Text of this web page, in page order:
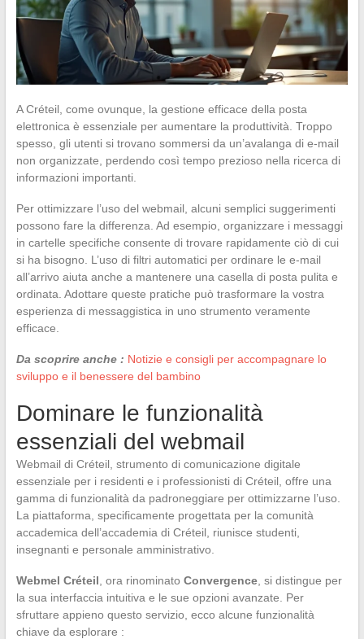
A Créteil, come ovunque, la gestione efficace della posta
elettronica è essenziale per aumentare la produttività. Troppo
spesso, gli utenti si trovano sommersi da un’avalanga di e-mail
non organizzate, perdendo così tempo prezioso nella ricerca di
informazioni importanti.
Per ottimizzare l’uso del webmail, alcuni semplici suggerimenti
possono fare la differenza. Ad esempio, organizzare i messaggi
in cartelle specifiche consente di trovare rapidamente ciò di cui
si ha bisogno. L’uso di filtri automatici per ordinare le e-mail
all’arrivo aiuta anche a mantenere una casella di posta pulita e
ordinata. Adottare queste pratiche può trasformare la vostra
esperienza di messaggistica in uno strumento veramente
efficace.
Da scoprire anche : Notizie e consigli per accompagnare lo
sviluppo e il benessere del bambino
Dominare le funzionalità
essenziali del webmail
Webmail di Créteil, strumento di comunicazione digitale
essenziale per i residenti e i professionisti di Créteil, offre una
gamma di funzionalità da padroneggiare per ottimizzarne l’uso.
La piattaforma, specificamente progettata per la comunità
accademica dell’accademia di Créteil, riunisce studenti,
insegnanti e personale amministrativo.
Webmel Créteil , ora rinominato Convergence, si distingue per
la sua interfaccia intuitiva e le sue opzioni avanzate. Per
sfruttare appieno questo servizio, ecco alcune funzionalità
chiave da esplorare :